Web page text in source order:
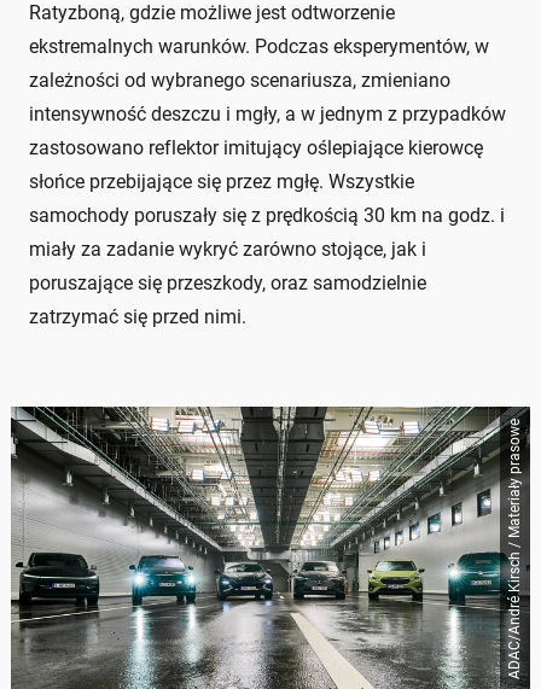
Ratyzboną, gdzie możliwe jest odtworzenie
ekstremalnych warunków. Podczas eksperymentów, w
zależności od wybranego scenariusza, zmieniano
intensywność deszczu i mgły, a w jednym z przypadków
zastosowano reflektor imitujący oślepiające kierowcę
słońce przebijające się przez mgłę. Wszystkie
samochody poruszały się z prędkością 30 km na godz. i
miały za zadanie wykryć zarówno stojące, jak i
poruszające się przeszkody, oraz samodzielnie
zatrzymać się przed nimi.
ADAC/André Kirsch / Materiały prasowe